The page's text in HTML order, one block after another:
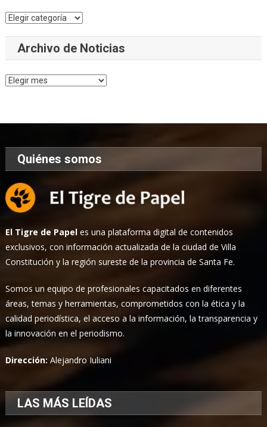
Categorías
Archivo de Noticias
Archivo
Quiénes somos
El Tigre de Papel es una plataforma digital de contenidos
exclusivos, con información actualizada de la ciudad de Villa
Constitución y la región sureste de la provincia de Santa Fe.
Somos un equipo de profesionales capacitados en diferentes
áreas, temas y herramientas, comprometidos con la ética y la
calidad periodística, el acceso a la información, la transparencia y
la innovación en el periodismo.
Dirección:Alejandro Iuliani
LAS MÁS LEÍDAS